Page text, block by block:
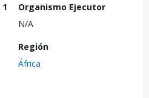
1
Organismo Ejecutor
N/A
Región
África